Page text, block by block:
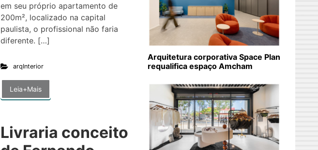
em seu próprio apartamento de
200m², localizado na capital
paulista, o profissional não faria
diferente. […]
arqInterior
Leia+Mais
Livraria conceito
Arquitetura corporativa Space Plan
requalifica espaço Amcham